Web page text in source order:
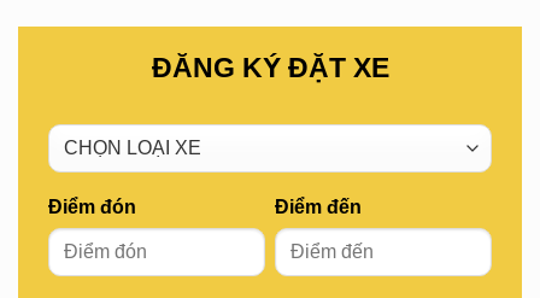
ĐĂNG KÝ ĐẶT XE
Điểm đón Điểm đến